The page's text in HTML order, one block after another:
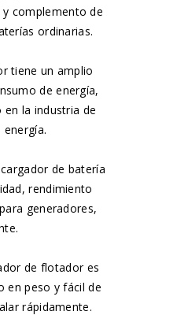
complemento de
ordinarias.
tiene un amplio
de energía,
la industria de
de batería
rendimiento
generadores,
de flotador es
en peso y fácil de
rápidamente.